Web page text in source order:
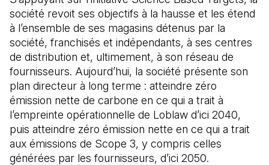
société revoit ses objectifs à la hausse et les étend
à l’ensemble de ses magasins détenus par la
société, franchisés et indépendants, à ses centres
de distribution et, ultimement, à son réseau de
fournisseurs. Aujourd’hui, la société présente son
plan directeur à long terme : atteindre zéro
émission nette de carbone en ce qui a trait à
l’empreinte opérationnelle de Loblaw d’ici 2040,
puis atteindre zéro émission nette en ce qui a trait
aux émissions de Scope 3, y compris celles
générées par les fournisseurs, d’ici 2050.